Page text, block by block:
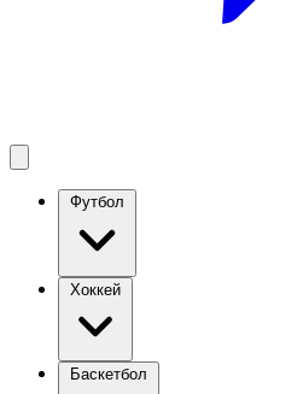
Футбол
Хоккей
Баскетбол